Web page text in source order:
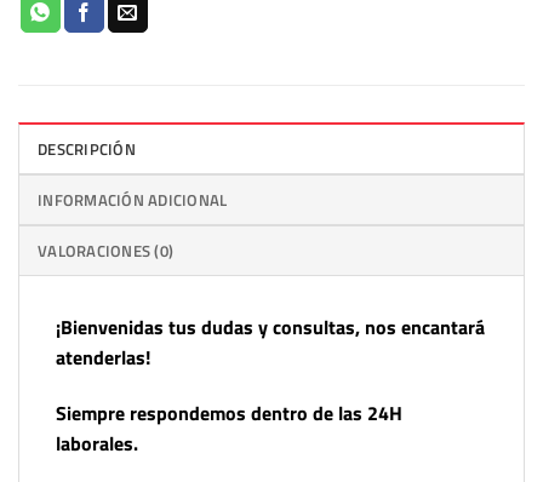
DESCRIPCIÓN
INFORMACIÓN ADICIONAL
VALORACIONES (0)
¡Bienvenidas tus dudas y consultas, nos encantará
atenderlas!
Siempre respondemos dentro de las 24H
laborales.